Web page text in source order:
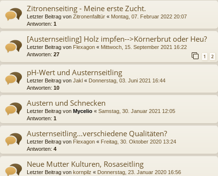
Zitronenseiting - Meine erste Zucht.
Letzter Beitrag von Zitronenfalltür « Montag, 07. Februar 2022 20:07
Antworten: 1
[Austernseitling] Holz impfen-->Körnerbrut oder Heu?
Letzter Beitrag von Flexagon « Mittwoch, 15. September 2021 16:22
Antworten: 27 1 2
pH-Wert und Austernseitling
Letzter Beitrag von Jakl « Donnerstag, 03. Juni 2021 16:44
Antworten: 10
Austern und Schnecken
Letzter Beitrag von Mycelio « Samstag, 30. Januar 2021 12:05
Antworten: 1
Austernseitling...verschiedene Qualitäten?
Letzter Beitrag von Flexagon « Freitag, 30. Oktober 2020 13:24
Antworten: 4
Neue Mutter Kulturen, Rosaseitling
Letzter Beitrag von kornpilz « Donnerstag, 23. Januar 2020 16:56